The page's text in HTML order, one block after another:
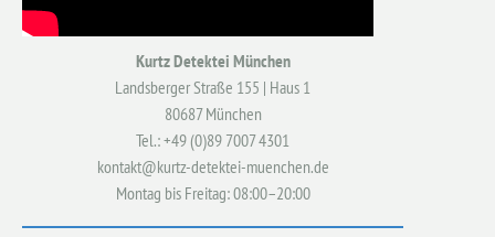
Kurtz Detektei München
Landsberger Straße 155 | Haus 1
80687 München
Tel.: +49 (0)89 7007 4301
kontakt@kurtz-detektei-muenchen.de
Montag bis Freitag: 08:00–20:00